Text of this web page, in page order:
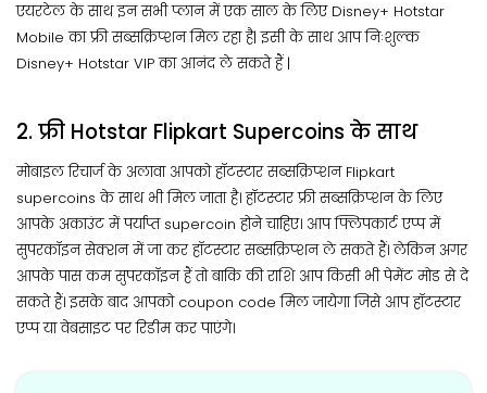
एयरटेल के साथ इन सभी प्लान में एक साल के लिए Disney+ Hotstar
Mobile का फ्री सब्सक्रिप्शन मिल रहा है| इसी के साथ आप निःशुल्क
Disney+ Hotstar VIP का आनंद ले सकते हैं |
2. फ्री Hotstar Flipkart Supercoins के साथ
मोबाइल रिचार्ज के अलावा आपको हॉटस्टार सब्सक्रिप्शन Flipkart
supercoins के साथ भी मिल जाता है। हॉटस्टार फ्री सब्सक्रिप्शन के लिए
आपके अकाउंट में पर्याप्त supercoin होने चाहिए। आप फ्लिपकार्ट एप्प में
सुपरकॉइन सेक्शन में जा कर हॉटस्टार सब्सक्रिप्शन ले सकते हैं। लेकिन अगर
आपके पास कम सुपरकॉइन हैं तो बाकि की राशि आप किसी भी पेमेंट मोड से दे
सकते हैं। इसके बाद आपको coupon code मिल जायेगा जिसे आप हॉटस्टार
एप्प या वेबसाइट पर रिडीम कर पाएंगे।